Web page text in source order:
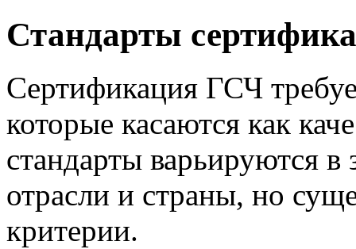
Стандарты
Сертификация ГСЧ
которые касаются как
стандарты варьируются в
отрасли и страны, но
критерии.